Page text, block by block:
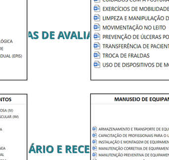
FICHAS DE AVALIAÇÃO
E RECEITUÁRIO